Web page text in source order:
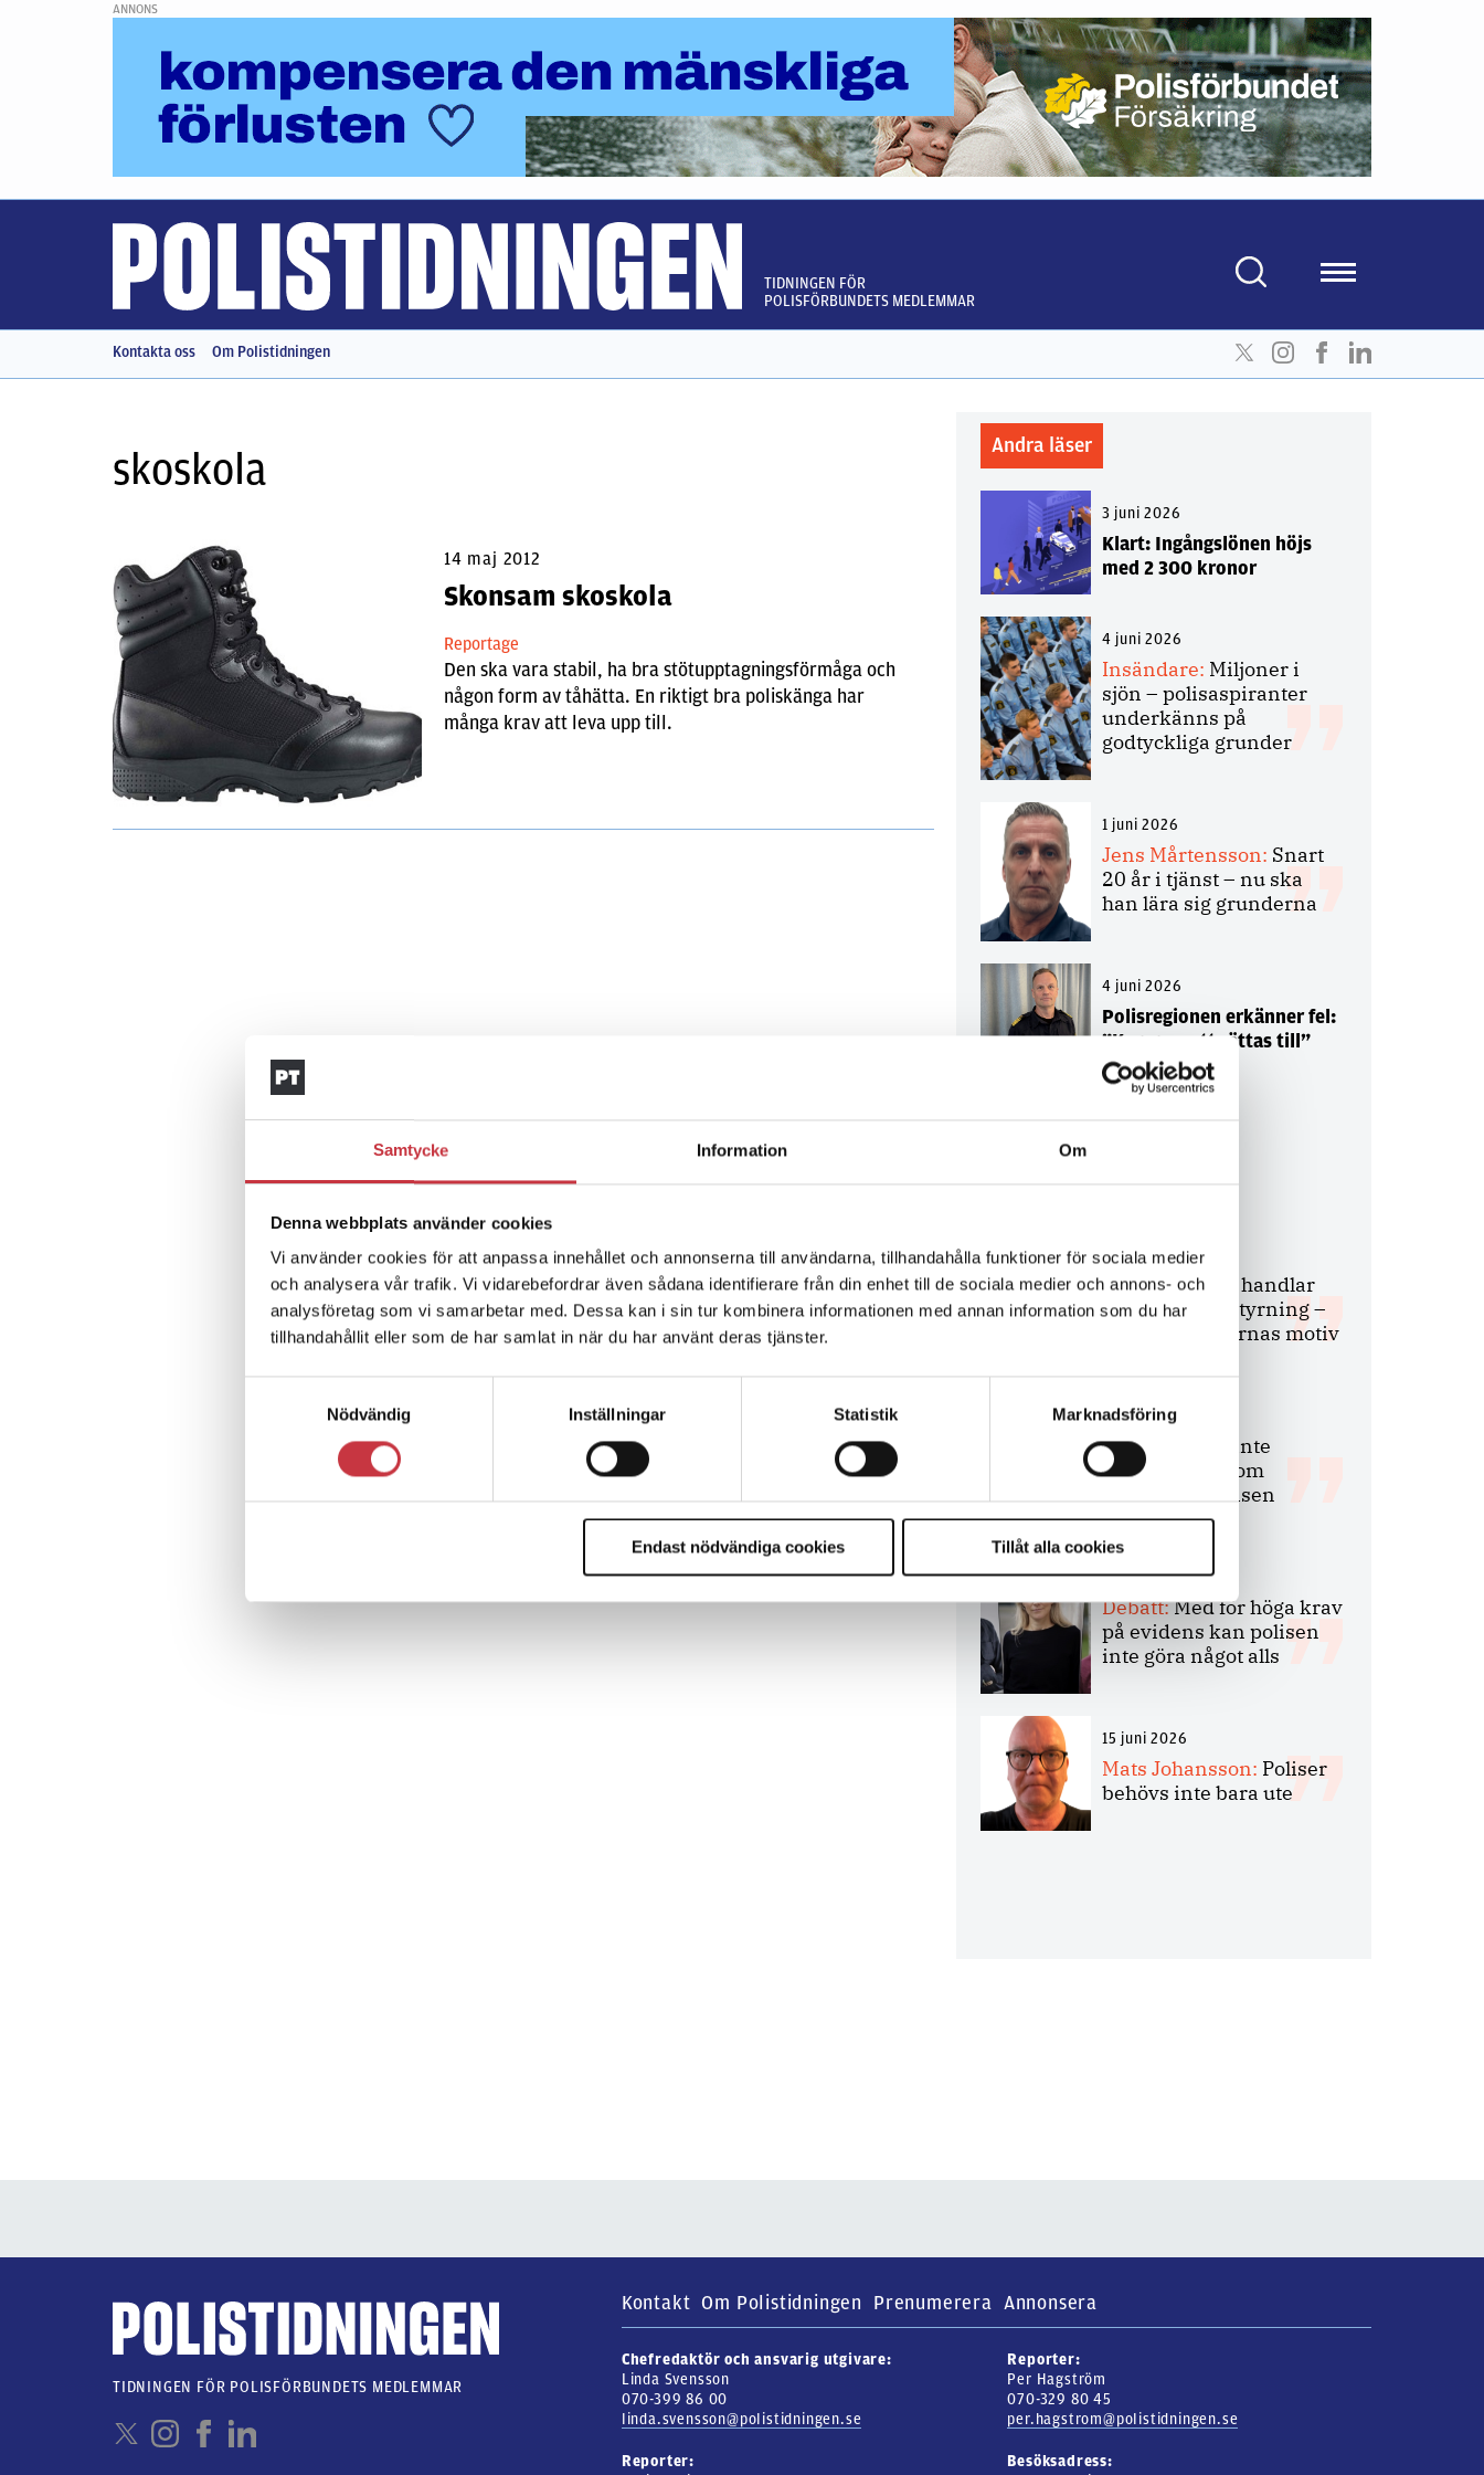
Samtycke Information Om
Denna webbplats använder cookies
Vi använder cookies för att anpassa innehållet och annonserna till användarna, tillhandahålla funktioner för sociala medier
och analysera vår trafik. Vi vidarebefordrar även sådana identifierare från din enhet till de sociala medier och annons- och
analysföretag som vi samarbetar med. Dessa kan i sin tur kombinera informationen med annan information som du har
tillhandahållit eller som de har samlat in när du har använt deras tjänster.
Nödvändig
Inställningar Statistik Marknadsföring
Endast nödvändiga cookies Tillåt alla cookies
ANNONS
TIDNINGEN FÖR
POLISFÖRBUNDETS MEDLEMMAR
Kontakta oss Om Polistidningen
skoskola
14 maj 2012
Skonsam skoskola
Reportage
Den ska vara stabil, ha bra stötupptagningsförmåga och
någon form av tåhätta. En riktigt bra poliskänga har
många krav att leva upp till.
Andra läser
3 juni 2026
Klart: Ingångslönen höjs
med 2 300 kronor
4 juni 2026
Insändare: Miljoner i
sjön – polisaspiranter
underkänns på
godtyckliga grunder
1 juni 2026
Jens Mårtensson: Snart
20 år i tjänst – nu ska
han lära sig grunderna
4 juni 2026
Polisregionen erkänner fel:
”Kommer att rättas till”
Debatt
9 juli 2026
Slutreplik:Det handlar
om kunskapsstyrning –
inte om forskarnas motiv
8 juli 2026
Replik:
Det är inte
evidenskrav som
bakbinder polisen
7 juli 2026
Debatt:Med för höga krav
på evidens kan polisen
inte göra något alls
15 juni 2026
Mats Johansson: Poliser
behövs inte bara ute
Kontakt Om Polistidningen Prenumerera Annonsera
Chefredaktör och ansvarig utgivare:
Linda Svensson
070-399 86 00
linda.svensson@polistidningen.se
Reporter:
Per Hagström
070-329 80 45
per.hagstrom@polistidningen.se
Reporter:
Besöksadress:
TIDNINGEN FÖR POLISFÖRBUNDETS MEDLEMMAR